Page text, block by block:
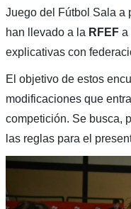
Juego del Fútbol Sala a
han llevado a la RFEFa
explicativas con
El objetivo de estos
modificaciones que
competición. Se busca,
las reglas para el